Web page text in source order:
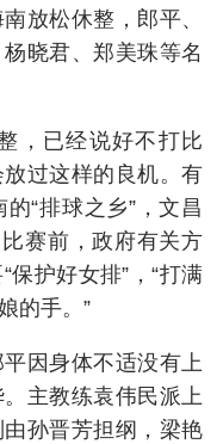
放松休整，郎平、
晓君、郑美珠等名
已经说好不打比
过这样的良机。有
“排球之乡”，文昌
赛前，政府有关方
保护好女排”，“打满
的手。”
因身体不适没有上
主教练袁伟民派上
孙晋芳担纲，梁艳